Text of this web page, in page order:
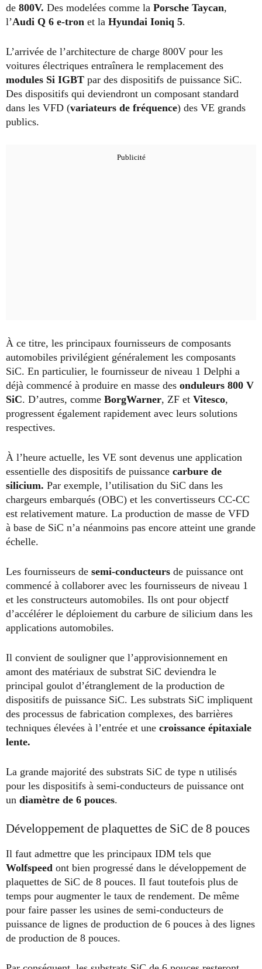
de 800V. Des modelées comme la Porsche Taycan,
l’Audi Q 6 e-tron et la Hyundai Ioniq 5.
L’arrivée de l’architecture de charge 800V pour les
voitures électriques entraînera le remplacement des
modules Si IGBT par des dispositifs de puissance SiC.
Des dispositifs qui deviendront un composant standard
dans les VFD (variateurs de fréquence) des VE grands
publics.
À ce titre, les principaux fournisseurs de composants
automobiles privilégient généralement les composants
SiC. En particulier, le fournisseur de niveau 1 Delphi a
déjà commencé à produire en masse des onduleurs 800 V
SiC. D’autres, comme BorgWarner, ZF et Vitesco,
progressent également rapidement avec leurs solutions
respectives.
À l’heure actuelle, les VE sont devenus une application
essentielle des dispositifs de puissance carbure de
silicium. Par exemple, l’utilisation du SiC dans les
chargeurs embarqués (OBC) et les convertisseurs CC-CC
est relativement mature. La production de masse de VFD
à base de SiC n’a néanmoins pas encore atteint une grande
échelle.
Les fournisseurs de semi-conducteurs de puissance ont
commencé à collaborer avec les fournisseurs de niveau 1
et les constructeurs automobiles. Ils ont pour objectf
d’accélérer le déploiement du carbure de silicium dans les
applications automobiles.
Il convient de souligner que l’approvisionnement en
amont des matériaux de substrat SiC deviendra le
principal goulot d’étranglement de la production de
dispositifs de puissance SiC. Les substrats SiC impliquent
des processus de fabrication complexes, des barrières
techniques élevées à l’entrée et une croissance épitaxiale
lente.
La grande majorité des substrats SiC de type n utilisés
pour les dispositifs à semi-conducteurs de puissance ont
un diamètre de 6 pouces.
Développement de plaquettes de SiC de 8 pouces
Il faut admettre que les principaux IDM tels que
Wolfspeed ont bien progressé dans le développement de
plaquettes de SiC de 8 pouces. Il faut toutefois plus de
temps pour augmenter le taux de rendement. De même
pour faire passer les usines de semi-conducteurs de
puissance de lignes de production de 6 pouces à des lignes
de production de 8 pouces.